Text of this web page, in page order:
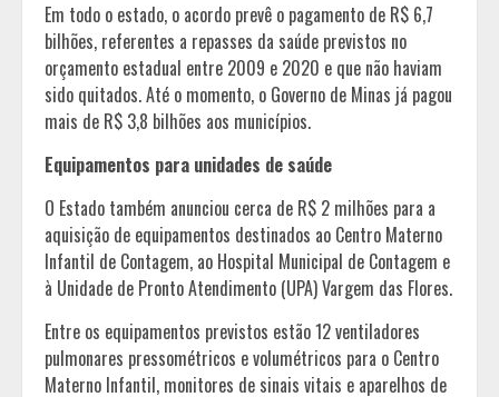
Em todo o estado, o acordo prevê o pagamento de R$ 6,7
bilhões, referentes a repasses da saúde previstos no
orçamento estadual entre 2009 e 2020 e que não haviam
sido quitados. Até o momento, o Governo de Minas já pagou
mais de R$ 3,8 bilhões aos municípios.
Equipamentos para unidades de saúde
O Estado também anunciou cerca de R$ 2 milhões para a
aquisição de equipamentos destinados ao Centro Materno
Infantil de Contagem, ao Hospital Municipal de Contagem e
à Unidade de Pronto Atendimento (UPA) Vargem das Flores.
Entre os equipamentos previstos estão 12 ventiladores
pulmonares pressométricos e volumétricos para o Centro
Materno Infantil, monitores de sinais vitais e aparelhos de